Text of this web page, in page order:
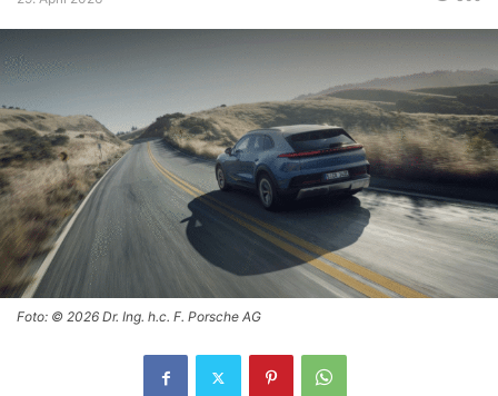
Foto: © 2026 Dr. Ing. h.c. F. Porsche AG